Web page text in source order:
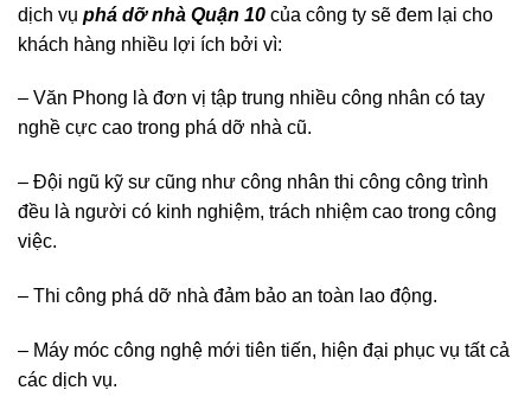
dịch vụ phá dỡ nhà Quận 10 của công ty sẽ đem lại cho
khách hàng nhiều lợi ích bởi vì:
– Văn Phong là đơn vị tập trung nhiều công nhân có tay
nghề cực cao trong phá dỡ nhà cũ.
– Đội ngũ kỹ sư cũng như công nhân thi công công trình
đều là người có kinh nghiệm, trách nhiệm cao trong công
việc.
– Thi công phá dỡ nhà đảm bảo an toàn lao động.
– Máy móc công nghệ mới tiên tiến, hiện đại phục vụ tất cả
các dịch vụ.